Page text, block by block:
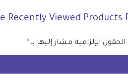
الحقول الإلزامية مشار إليها بـ *